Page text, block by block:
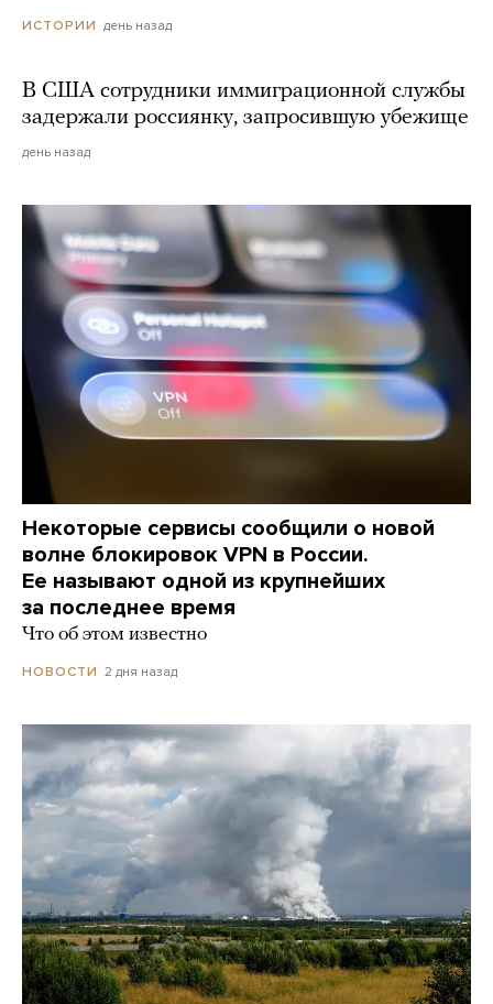
ИСТОРИИ день назад
В США сотрудники иммиграционной службы
задержали россиянку, запросившую убежище
день назад
Некоторые сервисы сообщили о новой
волне блокировок VPN в России.
Ее называют одной из крупнейших
за последнее время
Что об этом известно
НОВОСТИ 2 дня назад